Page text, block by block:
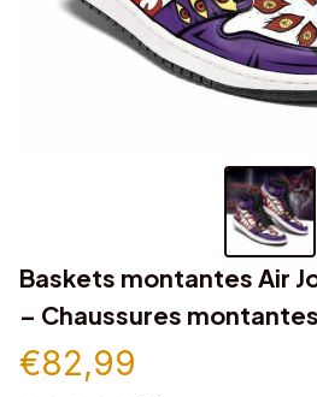
Baskets montantes Air
– Chaussures
€82,99